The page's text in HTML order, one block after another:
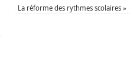
La réforme des rythmes scolaires»